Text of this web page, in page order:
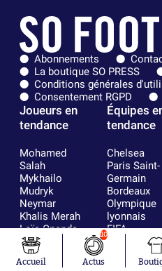
Abonnements
La boutique SO PRESS
Conditions générales
Consentement RGPD
Joueurs en
tendance
Mohamed
Salah
Mykhailo
Mudryk
Neymar
Khalis Merah
Loïs Openda
Moussa
Niakhaté
Nicolás
Équipes
tendance
Chelsea
Paris Saint-
Germain
Bordeaux
Olympique
lyonnais
FIFA
Real Madrid
RC
AC Milan
Accueil
10
Actus